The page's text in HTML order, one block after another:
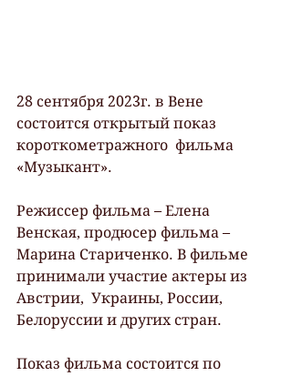
28 сентября 2023г. в Вене
состоится открытый показ
короткометражного  фильма
«Музыкант».
Режиссер фильма – Елена
Венская, продюсер фильма –
Марина Стариченко. В фильме
принимали участие актеры из
Австрии,  Украины, России,
Белоруссии и других стран.
Показ фильма состоится по